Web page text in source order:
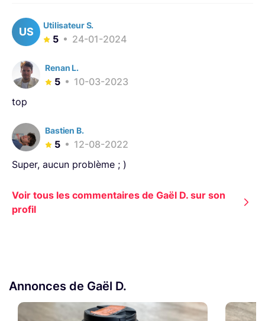
US
Utilisateur S.
5 24-01-2024
Renan L.
5
10-03-2023
top
Bastien B.
5
12-08-2022
Super, aucun problème ; )
Voir tous les commentaires de Gaël D. sur son
profil
Annonces de Gaël D.